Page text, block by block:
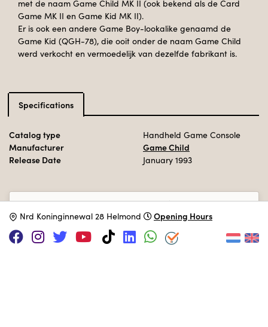
met de naam Game Child MK II (ook bekend als de Card
Game MK II en Game Kid MK II).
Er is ook een andere Game Boy-lookalike genaamd de
Game Kid (QGH-78), die ooit onder de naam Game Child
werd verkocht en vermoedelijk van dezelfde fabrikant is.
Specifications
Catalog type Handheld Game Console
Manufacturer
Game Child
Release Date
January 1993
Adopt this computer
Nrd Koninginnewal 28 Helmond Opening Hours